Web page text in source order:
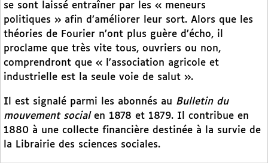
se sont laissé entraîner par les « meneurs
politiques » afin d’améliorer leur sort. Alors que les
théories de Fourier n’ont plus guère d’écho, il
proclame que très vite tous, ouvriers ou non,
comprendront que « l’association agricole et
industrielle est la seule voie de salut ».
Il est signalé parmi les abonnés au Bulletin du
mouvement socialen 1878 et 1879. Il contribue en
1880 à une collecte financière destinée à la survie de
la Librairie des sciences sociales.